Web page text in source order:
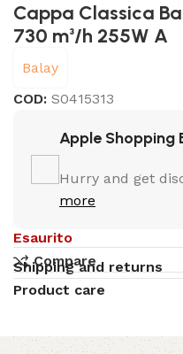
Cappa Classica
730 m³/h 255W A
Balay
COD:S0415313
Apple Shopping
Hurry and get
more
Esaurito
Compare
Shipping and returns
Product care